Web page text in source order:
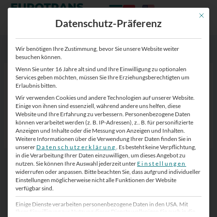
Zum
Zum
Umweltschutz Icon
Von Eurotrans-Zugang/ 4. November 2024
Mit
Datenschutz-Präferenz
Wir benötigen Ihre Zustimmung, bevor Sie unsere Website weiter
besuchen können.
Wenn Sie unter 16 Jahre alt sind und Ihre Einwilligung zu optionalen
Services geben möchten, müssen Sie Ihre Erziehungsberechtigten um
Erlaubnis bitten.
Wir verwenden Cookies und andere Technologien auf unserer Website.
Einige von ihnen sind essenziell, während andere uns helfen, diese
Website und Ihre Erfahrung zu verbessern. Personenbezogene Daten
können verarbeitet werden (z. B. IP-Adressen), z.. B. für personifizierte
Anzeigen und Inhalte oder die Messung von Anzeigen und Inhalten.
Weitere Informationen über die Verwendung Ihrer Daten finden Sie in
unserer Datenschutzerklärung . Es besteht keine Verpflichtung,
in die Verarbeitung Ihrer Daten einzuwilligen, um dieses Angebot zu
nutzen. Sie können Ihre Auswahl jederzeit unter Einstellungen
widerrufen oder anpassen. Bitte beachten Sie, dass aufgrund individueller
Einstellungen möglicherweise nicht alle Funktionen der Website
verfügbar sind.
Einige Dienste verarbeiten personenbezogene Daten in den USA. Mit
Ihrer Einwilligung zur Nutzung dieser Dienste wollenigen Sie auch in die